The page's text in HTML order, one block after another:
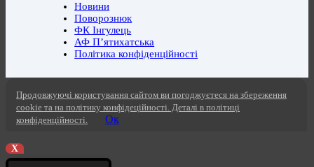
Новини
Поворознюк
ФК Інгулець
АФ П’ятихатська
Політика конфіденційності
Продовжуючі користування сайтом ви погоджуєтеся на збереження
cookie та на політику конфідеційності. Деталі в політиці
конфіденційності.
Ок
X